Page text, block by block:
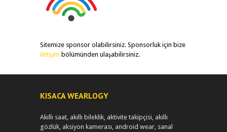
Sitemize sponsor olabilirsiniz. Sponsorluk için bize
iletişim bölümünden ulaşabilirsiniz.
KISACA WEARLOGY
Akıllı saat, akıllı bileklik, aktivite takipçisi, akıllı
gözlük, aksiyon kamerası, android wear, sanal